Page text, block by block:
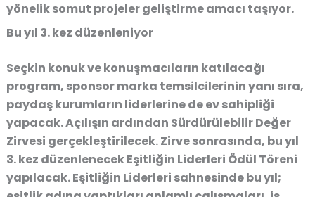
yönelik somut projeler geliştirme amacı taşıyor.
Bu yıl 3. kez düzenleniyor
Seçkin konuk ve konuşmacıların katılacağı
program, sponsor marka temsilcilerinin yanı sıra,
paydaş kurumların liderlerine de ev sahipliği
yapacak. Açılışın ardından Sürdürülebilir Değer
Zirvesi gerçekleştirilecek. Zirve sonrasında, bu yıl
3. kez düzenlenecek Eşitliğin Liderleri Ödül Töreni
yapılacak. Eşitliğin Liderleri sahnesinde bu yıl;